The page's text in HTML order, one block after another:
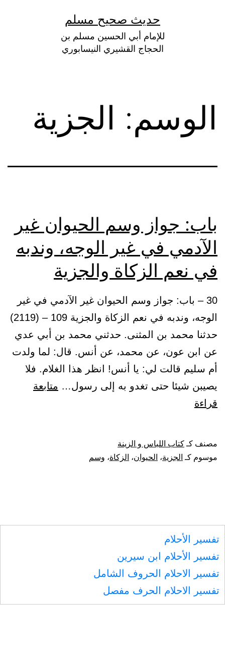
حديث صحيح مسلم
للإمام أبي الحسين مسلم بن
الحجاج القشيري النيسابوري
الوسم: الجزية
باب: جواز وسم الحيوان غير
الآدمي في غير الوجه، وندبه
في نعم الزكاة والجزية
30 – باب: جواز وسم الحيوان غير الآدمي في غير
الوجه، وندبه في نعم الزكاة والجزية 109 – (2119)
حدثنا محمد بن المثنى. حدثني محمد بن أبي عدي
عن ابن عون، عن محمد، عن أنس. قال: لما ولدت
أم سليم قالت لي: يا أنس! انظر هذا الغلام. فلا
يصيبن شيئا حتى تغدو به إلى رسول… متابعة
قراءة
وسم
الحيوان
غير
الوجه،
وندبه
في
نعم
الزكاة
مصنف كـكتاب اللباس و الزينة
موسوم كـ الجزية، الحيوان، الزكاة، وسم
تفسير الأحلام
تفسير الأحلام ابن سيرين
تفسير الاحلام الحروف الشامل
تفسير الاحلام الحرف مفصل